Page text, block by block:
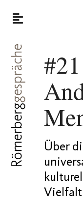
#21
Über
Vielfalt